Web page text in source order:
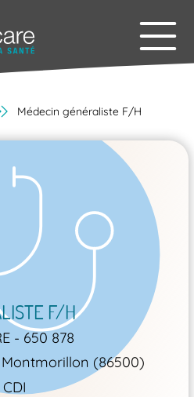
Médecin généraliste F/H
F/H
- 650 878
Montmorillon (86500)
CDI